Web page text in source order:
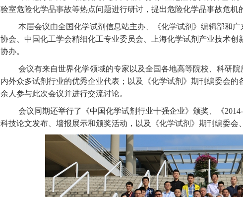
验室危险化学品事故等热点问题进行研讨，提出危险化学品事故危
本届会议由全国化学试剂信息站主办、《化学试剂》编辑部和
协会、中国化工学会精细化工专业委员会、上海化学试剂产业技术
协办。
会议有来自世界化学领域的专家以及全国各地高等院校、科研
内外众多试剂行业的优秀企业代表；以及《化学试剂》期刊编委会的
余人参与此次会议并进行交流讨论。
会议同期还举行了《中国化学试剂行业十强企业》颁奖、《
科技论文发布、墙报展示和颁奖活动，以及《化学试剂》期刊编委